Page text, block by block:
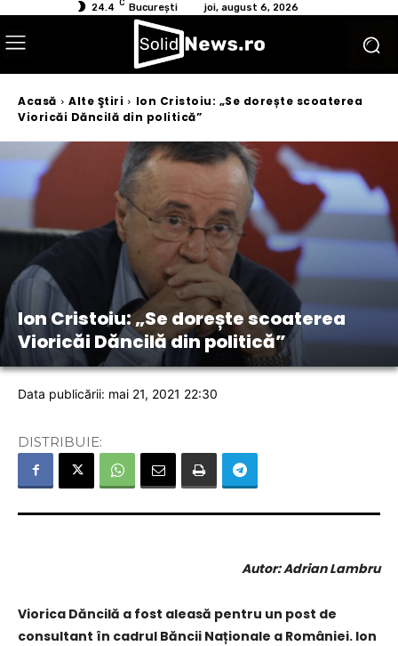
24.4 C București joi, august 6, 2026
Acasă Alte Ştiri
Ion Cristoiu: „Se dorește scoaterea
Vioricăi Dăncilă din politică”
Ion Cristoiu: „Se dorește scoaterea
Vioricăi Dăncilă din politică”
Data publicării: mai 21, 2021 22:30
DISTRIBUIE:
Autor: Adrian Lambru
Viorica Dăncilă a fost aleasă pentru un post de
consultant în cadrul Băncii Naționale a României. Ion